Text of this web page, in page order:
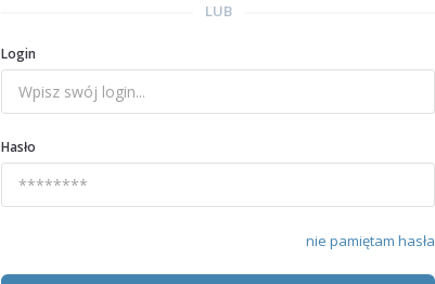
LUB
Login
Hasło
nie pamiętam hasła